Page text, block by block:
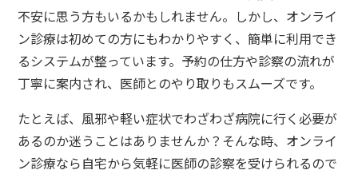
不安に思う方もいるかもしれません。しかし、オンライ
ン診療は初めての方にもわかりやすく、簡単に利用でき
るシステムが整っています。予約の仕方や診察の流れが
丁寧に案内され、医師とのやり取りもスムーズです。
たとえば、風邪や軽い症状でわざわざ病院に行く必要が
あるのか迷うことはありませんか？そんな時、オンライ
ン診療なら自宅から気軽に医師の診察を受けられるので